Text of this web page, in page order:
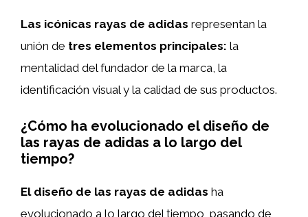
Las icónicas rayas de adidas representan la
unión de tres elementos principales: la
mentalidad del fundador de la marca, la
identificación visual y la calidad de sus productos.
¿Cómo ha evolucionado el diseño de
las rayas de adidas a lo largo del
tiempo?
El diseño de las rayas de adidas ha
evolucionado a lo largo del tiempo, pasando de